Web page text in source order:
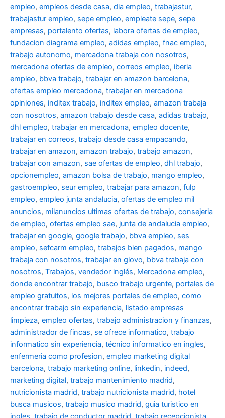
empleo, empleos desde casa, dia empleo, trabajastur,
trabajastur empleo, sepe empleo, empleate sepe, sepe
empresas, portalento ofertas, labora ofertas de empleo,
fundacion diagrama empleo, adidas empleo, fnac empleo,
trabajo autonomo, mercadona trabaja con nosotros,
mercadona ofertas de empleo, correos empleo, iberia
empleo, bbva trabajo, trabajar en amazon barcelona,
ofertas empleo mercadona, trabajar en mercadona
opiniones, inditex trabajo, inditex empleo, amazon trabaja
con nosotros, amazon trabajo desde casa, adidas trabajo,
dhl empleo, trabajar en mercadona, empleo docente,
trabajar en correos, trabajo desde casa empacando,
trabajar en amazon, amazon trabajo, trabajo amazon,
trabajar con amazon, sae ofertas de empleo, dhl trabajo,
opcionempleo, amazon bolsa de trabajo, mango empleo,
gastroempleo, seur empleo, trabajar para amazon, fulp
empleo, empleo junta andalucia, ofertas de empleo mil
anuncios, milanuncios ultimas ofertas de trabajo, consejeria
de empleo, ofertas empleo sae, junta de andalucia empleo,
trabajar en google, google trabajo, bbva empleo, ses
empleo, sefcarm empleo, trabajos bien pagados, mango
trabaja con nosotros, trabajar en glovo, bbva trabaja con
nosotros, Trabajos, vendedor inglés, Mercadona empleo,
donde encontrar trabajo, busco trabajo urgente, portales de
empleo gratuitos, los mejores portales de empleo, como
encontrar trabajo sin experiencia, listado empresas
limpieza, empleo ofertas, trabajo administracion y finanzas,
administrador de fincas, se ofrece informatico, trabajo
informatico sin experiencia, técnico informatico en ingles,
enfermeria como profesion, empleo marketing digital
barcelona, trabajo marketing online, linkedin, indeed,
marketing digital, trabajo mantenimiento madrid,
nutricionista madrid, trabajo nutricionista madrid, hotel
busca musicos, trabajo musico madrid, guia turistico en